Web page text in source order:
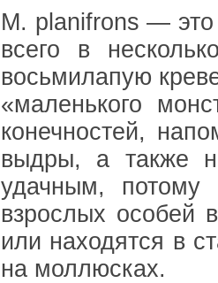
M. planifrons — это
всего в
восьмилапую
«маленького
конечностей,
выдры, а также
удачным,
взрослых особей
или находятся в
на моллюсках.